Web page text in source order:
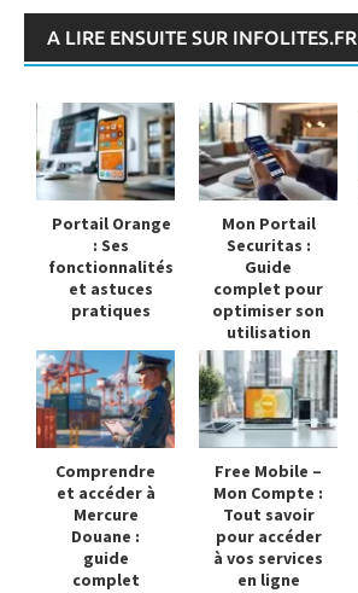
A LIRE ENSUITE SUR INFOLITES.FR
Portail Orange
: Ses
fonctionnalités
et astuces
pratiques
Mon Portail
Securitas :
Guide
complet pour
optimiser son
utilisation
Comprendre
et accéder à
Mercure
Douane :
guide
complet
Free Mobile –
Mon Compte :
Tout savoir
pour accéder
à vos services
en ligne